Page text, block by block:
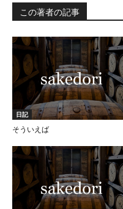
この著者の記事
日記
そういえば